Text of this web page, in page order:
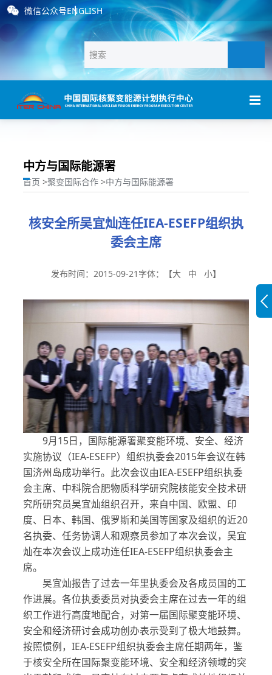
微信公众号ENGLISH
中方与国际能源署
首页 >聚变国际合作 >中方与国际能源署
核安全所吴宜灿连任IEA-ESEFP组织执
委会主席
发布时间：2015-09-21 字体：【大 中 小】
9月15日，国际能源署聚变能环境、安全、经济
实施协议（IEA-ESEFP）组织执委会2015年会议在韩
国济州岛成功举行。此次会议由IEA-ESEFP组织执委
会主席、中科院合肥物质科学研究院核能安全技术研
究所研究员吴宜灿组织召开，来自中国、欧盟、印
度、日本、韩国、俄罗斯和美国等国家及组织的近20
名执委、任务协调人和观察员参加了本次会议，吴宜
灿在本次会议上成功连任IEA-ESEFP组织执委会主
席。
吴宜灿报告了过去一年里执委会及各成员国的工
作进展。各位执委委员对执委会主席在过去一年的组
织工作进行高度地配合，对第一届国际聚变能环境、
安全和经济研讨会成功创办表示受到了极大地鼓舞。
按照惯例，IEA-ESEFP组织执委会主席任期两年，鉴
于核安全所在国际聚变能环境、安全和经济领域的突